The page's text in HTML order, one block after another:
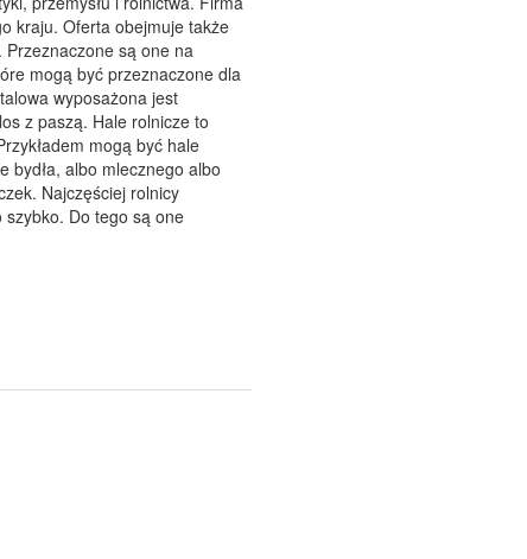
kraju. Oferta obejmuje także
są one na
mogą być przeznaczone dla
wyposażona jest
z paszą. Hale rolnicze to
mogą być hale
bydła, albo mlecznego albo
Najczęściej rolnicy
Do tego są one